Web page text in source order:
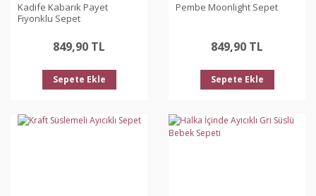
Kadife Kabarık Payet
Fiyonklu Sepet
849,90 TL
Sepete Ekle
Pembe Moonlight Sepet
849,90 TL
Sepete Ekle